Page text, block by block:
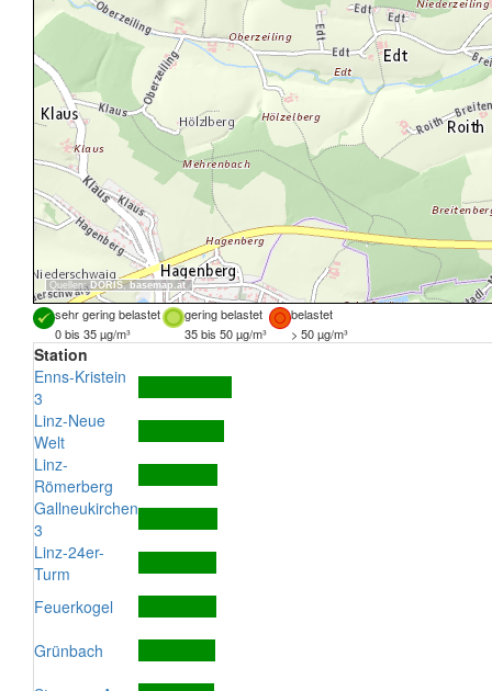
Quellen: DORIS,basemap.at
sehr gering belastet gering belastet
belastet
0 bis 35 µg/m³
35 bis 50 µg/m³ > 50 µg/m³
Station
Enns-Kristein
3
Linz-Neue
Welt
Linz-
Römerberg
Gallneukirchen
3
Linz-24er-
Turm
Feuerkogel
Grünbach